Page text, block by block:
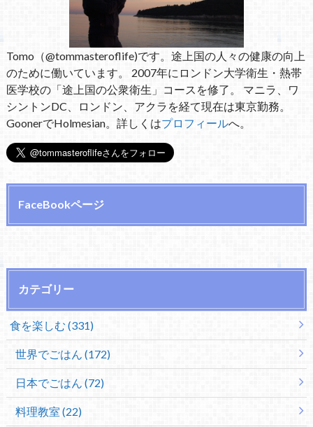
Tomo（@tommasteroflife)です。途上国の人々の健康の向上
のために働いています。 2007年にロンドン大学衛生・熱帯
医学校の「途上国の公衆衛生」コースを修了。 マニラ、ワ
シントンDC、ロンドン、アクラを経て現在は東京勤務。
GoonerでHolmesian。詳しくはプロフィールへ。
FaceBookページ
カテゴリー
食を楽しむ (331)
世界でごはん (172)
日本でごはん (72)
料理教室 (22)